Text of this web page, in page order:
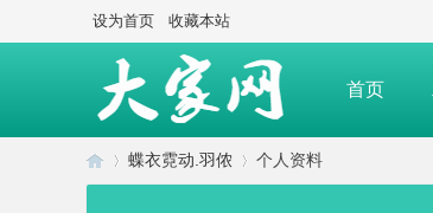
设为首页 收藏本站
首页
大家经典 大家赛事
蝶衣霓动.羽侬 个人资料